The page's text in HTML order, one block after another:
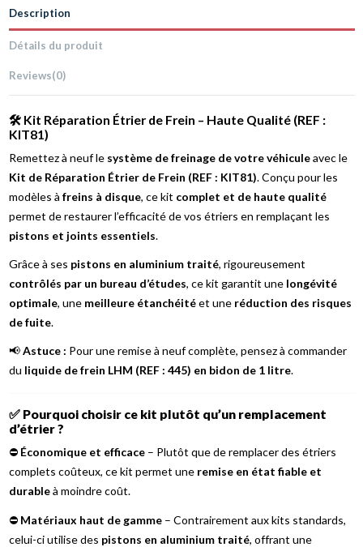
Description
Détails du produit
Reviews(0)
🛠️ Kit Réparation Étrier de Frein – Haute Qualité (REF :
KIT81)
Remettez à neuf le système de freinage de votre véhiculeavec le
Kit de Réparation Étrier de Frein (REF : KIT81). Conçu pour les
modèles à freins à disque, ce kit complet et de haute qualité
permet de restaurer l’efficacité de vos étriers en remplaçant les
pistons et joints essentiels.
Grâce à ses pistons en aluminium traité, rigoureusement
contrôlés par un bureau d’études, ce kit garantit une longévité
optimale, une meilleure étanchéitéet une réduction des risques
de fuite.
📢Astuce : Pour une remise à neuf complète, pensez à commander
du liquide de frein LHM (REF : 445) en bidon de 1 litre.
✅ Pourquoi choisir ce kit plutôt qu’un remplacement
d’étrier ?
⛔ Économique et efficace– Plutôt que de remplacer des étriers
complets coûteux, ce kit permet une remise en état fiable et
durableà moindre coût.
⛔ Matériaux haut de gamme– Contrairement aux kits standards,
celui-ci utilise des pistons en aluminium traité, offrant une